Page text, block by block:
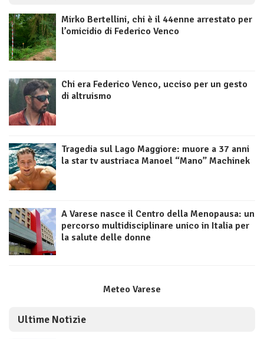
Mirko Bertellini, chi è il 44enne arrestato per
l’omicidio di Federico Venco
Chi era Federico Venco, ucciso per un gesto
di altruismo
Tragedia sul Lago Maggiore: muore a 37 anni
la star tv austriaca Manoel “Mano” Machinek
A Varese nasce il Centro della Menopausa: un
percorso multidisciplinare unico in Italia per
la salute delle donne
Meteo Varese
Ultime Notizie